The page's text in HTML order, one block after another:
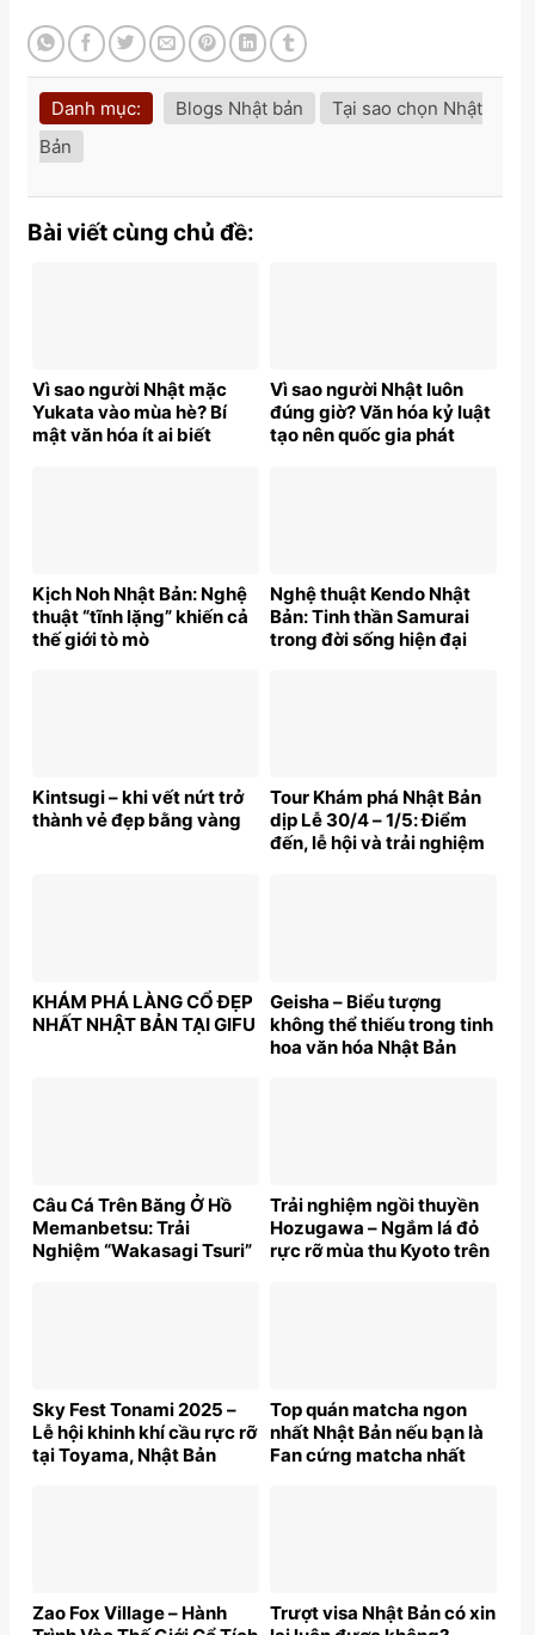
Danh mục: Blogs Nhật bản
Tại sao chọn Nhật
Bản
Bài viết cùng chủ đề:
Vì sao người Nhật mặc
Yukata vào mùa hè? Bí
mật văn hóa ít ai biết
Vì sao người Nhật luôn
đúng giờ? Văn hóa kỷ luật
tạo nên quốc gia phát
Kịch Noh Nhật Bản: Nghệ
thuật “tĩnh lặng” khiến cả
thế giới tò mò
Nghệ thuật Kendo Nhật
Bản: Tinh thần Samurai
trong đời sống hiện đại
Kintsugi – khi vết nứt trở
thành vẻ đẹp bằng vàng
Tour Khám phá Nhật Bản
dịp Lễ 30/4 – 1/5: Điểm
đến, lễ hội và trải nghiệm
KHÁM PHÁ LÀNG CỔ ĐẸP
NHẤT NHẬT BẢN TẠI GIFU
Geisha – Biểu tượng
không thể thiếu trong tinh
hoa văn hóa Nhật Bản
Câu Cá Trên Băng Ở Hồ
Memanbetsu: Trải
Nghiệm “Wakasagi Tsuri”
Trải nghiệm ngồi thuyền
Hozugawa – Ngắm lá đỏ
rực rỡ mùa thu Kyoto trên
Sky Fest Tonami 2025 –
Lễ hội khinh khí cầu rực rỡ
tại Toyama, Nhật Bản
Top quán matcha ngon
nhất Nhật Bản nếu bạn là
Fan cứng matcha nhất
Zao Fox Village – Hành
Trượt visa Nhật Bản có xin